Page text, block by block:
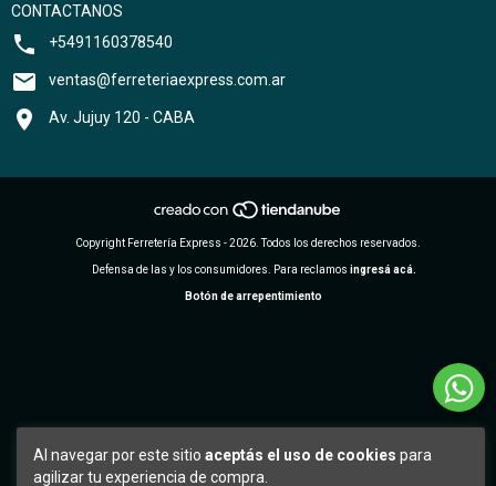
Al navegar por este sitio aceptás el uso de cookies para
agilizar tu experiencia de compra.
CONTACTANOS
+5491160378540
ventas@ferreteriaexpress.com.ar
Av. Jujuy 120 - CABA
Copyright Ferretería Express - 2026. Todos los derechos reservados.
Defensa de las y los consumidores. Para reclamos ingresá acá.
Botón de arrepentimiento